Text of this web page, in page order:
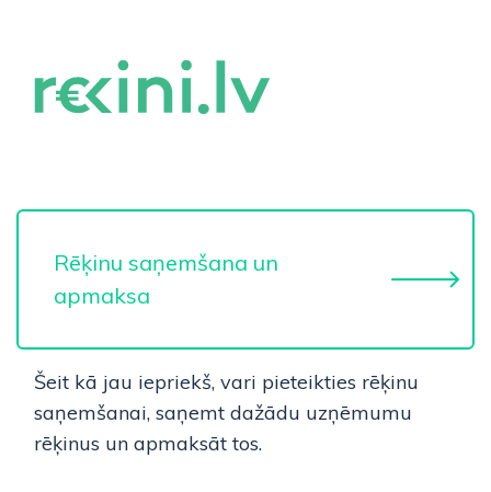
Rēķinu saņemšana un
apmaksa
Šeit kā jau iepriekš, vari pieteikties rēķinu
saņemšanai, saņemt dažādu uzņēmumu
rēķinus un apmaksāt tos.